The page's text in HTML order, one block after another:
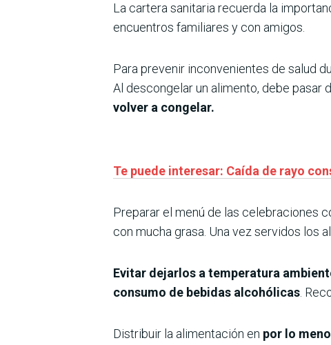
La cartera sanitaria recuerda la
encuentros familiares y con amigos.
Para prevenir inconvenientes de salud
Al descongelar un alimento, debe pasar
volver a congelar.
Te puede interesar: Caída de rayo
Preparar el menú de las celebraciones
con mucha grasa. Una vez servidos los
Evitar dejarlos a temperatura
consumo de bebidas alcohólicas .
Distribuir la alimentación en por lo